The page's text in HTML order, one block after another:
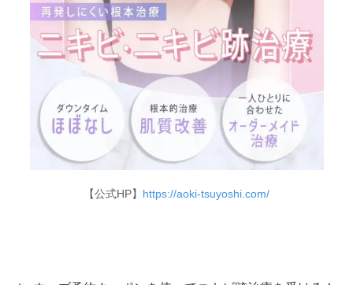
【公式HP】 https://aoki-tsuyoshi.com/